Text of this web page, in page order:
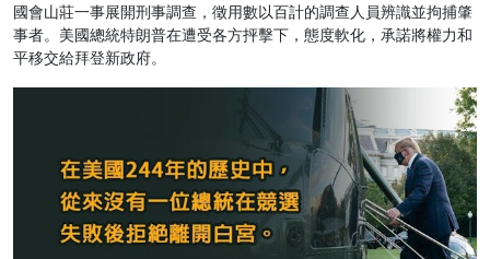
國會山莊一事展開刑事調查，徵用數以百計的調查人員辨識並拘捕肇
事者。美國總統特朗普在遭受各方抨擊下，態度軟化，承諾將權力和
平移交給拜登新政府。